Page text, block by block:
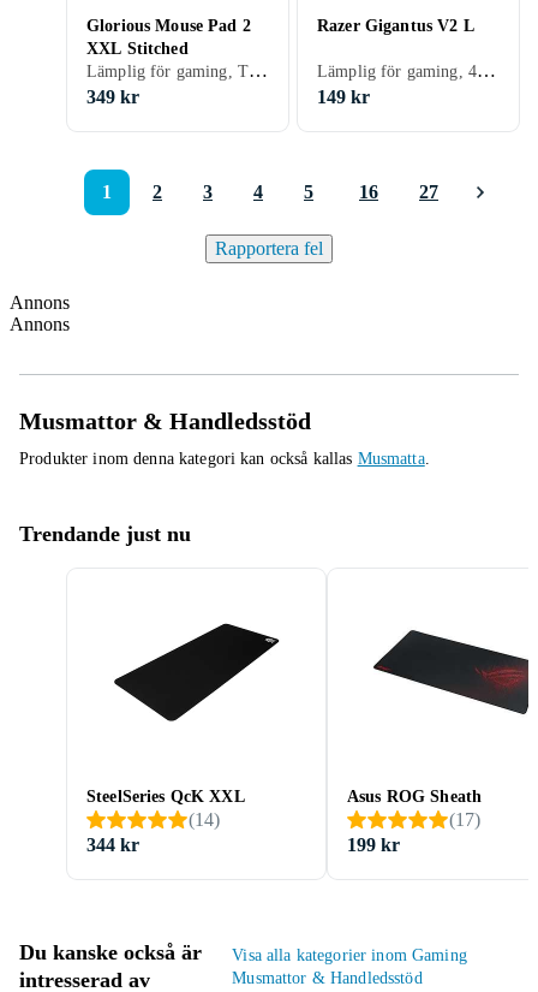
Glorious Mouse Pad 2
XXL Stitched
Lämplig för gaming, Tvättbar, 915 mm
349 kr
Razer Gigantus V2 L
Lämplig för gaming, 450 mm, 400 mm
149 kr
1 2 3 4 5 16 27
Rapportera fel
Annons
Annons
Musmattor & Handledsstöd
Produkter inom denna kategori kan också kallas Musmatta.
Trendande just nu
SteelSeries QcK XXL
(14)
344 kr
Asus ROG Sheath
(17)
199 kr
Du kanske också är
intresserad av
Visa alla kategorier inom Gaming
Musmattor & Handledsstöd